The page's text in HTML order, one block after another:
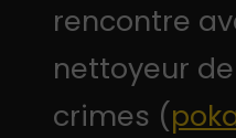
rencontre
nettoyeur
crimes (